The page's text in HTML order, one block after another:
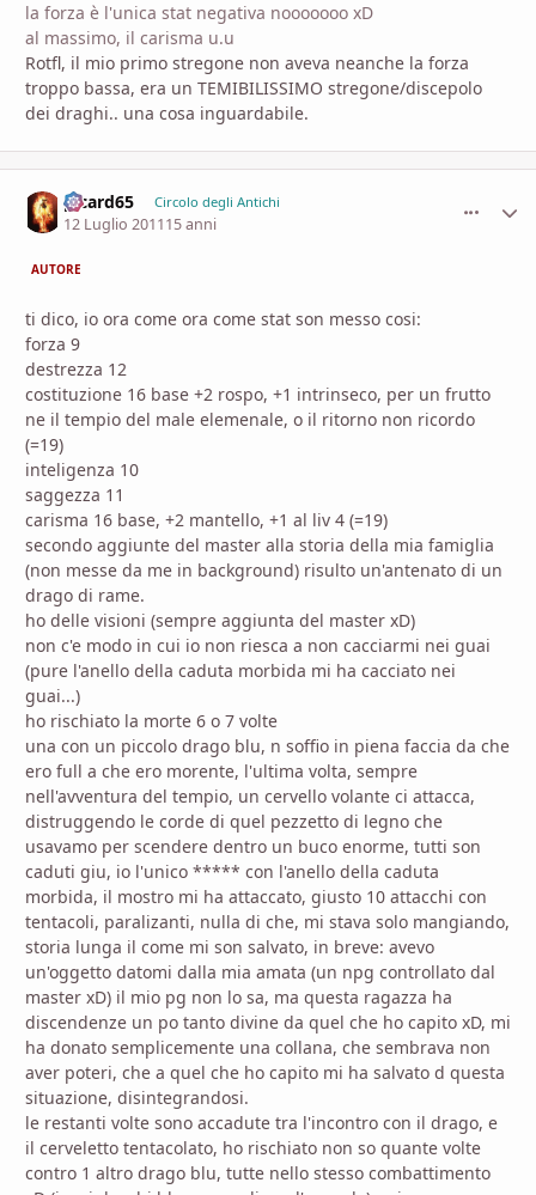
la forza è l'unica stat negativa nooooooo xD
al massimo, il carisma u.u
Rotfl, il mio primo stregone non aveva neanche la forza
troppo bassa, era un TEMIBILISSIMO stregone/discepolo
dei draghi.. una cosa inguardabile.
picard65 Circolo degli Antichi
12 Luglio 201115 anni
AUTORE
ti dico, io ora come ora come stat son messo cosi:
forza 9
destrezza 12
costituzione 16 base +2 rospo, +1 intrinseco, per un frutto
ne il tempio del male elemenale, o il ritorno non ricordo
(=19)
inteligenza 10
saggezza 11
carisma 16 base, +2 mantello, +1 al liv 4 (=19)
secondo aggiunte del master alla storia della mia famiglia
(non messe da me in background) risulto un'antenato di un
drago di rame.
ho delle visioni (sempre aggiunta del master xD)
non c'e modo in cui io non riesca a non cacciarmi nei guai
(pure l'anello della caduta morbida mi ha cacciato nei
guai...)
ho rischiato la morte 6 o 7 volte
una con un piccolo drago blu, n soffio in piena faccia da che
ero full a che ero morente, l'ultima volta, sempre
nell'avventura del tempio, un cervello volante ci attacca,
distruggendo le corde di quel pezzetto di legno che
usavamo per scendere dentro un buco enorme, tutti son
caduti giu, io l'unico ***** con l'anello della caduta
morbida, il mostro mi ha attaccato, giusto 10 attacchi con
tentacoli, paralizanti, nulla di che, mi stava solo mangiando,
storia lunga il come mi son salvato, in breve: avevo
un'oggetto datomi dalla mia amata (un npg controllato dal
master xD) il mio pg non lo sa, ma questa ragazza ha
discendenze un po tanto divine da quel che ho capito xD, mi
ha donato semplicemente una collana, che sembrava non
aver poteri, che a quel che ho capito mi ha salvato d questa
situazione, disintegrandosi.
le restanti volte sono accadute tra l'incontro con il drago, e
il cerveletto tentacolato, ho rischiato non so quante volte
contro 1 altro drago blu, tutte nello stesso combattimento